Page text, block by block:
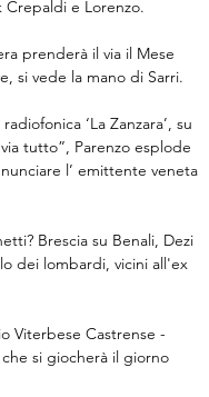
Crepaldi e Lorenzo.
prenderà il via il Mese
si vede la mano di Sarri.
‘La Zanzara’, su
tutto”, Parenzo esplode
l’ emittente veneta
Brescia su Benali, Dezi
dei lombardi, vicini all'ex
Viterbese Castrense -
si giocherà il giorno